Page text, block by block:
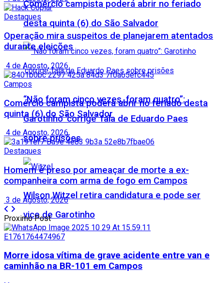
Comércio campista poderá abrir no feriado
desta quinta (6) do São Salvador
“Não foram cinco vezes, foram quatro”:
Garotinho ‘corrige’ fala de Eduardo Paes
sobre prisões
Wilson Witzel retira candidatura e pode ser
vice de Garotinho
Destaques
Operação mira suspeitos de planejarem atentados
durante eleições
4 de Agosto, 2026
Campos
Comércio campista poderá abrir no feriado desta
quinta (6) do São Salvador
4 de Agosto, 2026
Destaques
Homem é preso por ameaçar de morte a ex-
companheira com arma de fogo em Campos
3 de Agosto, 2026
Proximo Post
Morre idosa vítima de grave acidente entre van e
caminhão na BR-101 em Campos